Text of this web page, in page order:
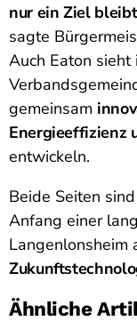
nur ein Ziel
sagte
Auch Eaton
gemeinsam
Energieeffizienz
entwickeln.
Beide Seiten
Anfang einer
Langenlonsheim
Ähnliche